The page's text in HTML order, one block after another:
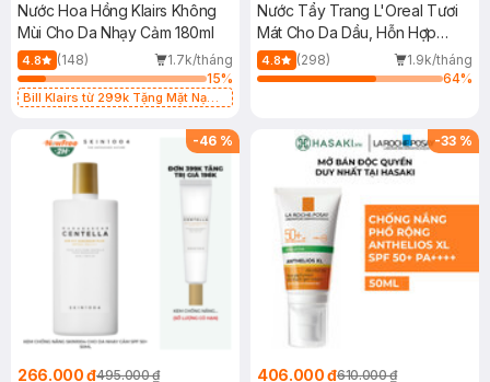
Nước Hoa Hồng Klairs Không
Mùi Cho Da Nhạy Cảm 180ml
4.8 (148)
1.7k/tháng
15%
Bill Klairs từ 299k Tặng Mặt Nạ
25ml (SL Có Hạn)
Nước Tẩy Trang L'Oreal Tươi
Mát Cho Da Dầu, Hỗn Hợp
400ml
4.8 (298)
1.9k/tháng
64%
-46 %
266.000 ₫495.000 ₫
-33 %
406.000 ₫610.000 ₫